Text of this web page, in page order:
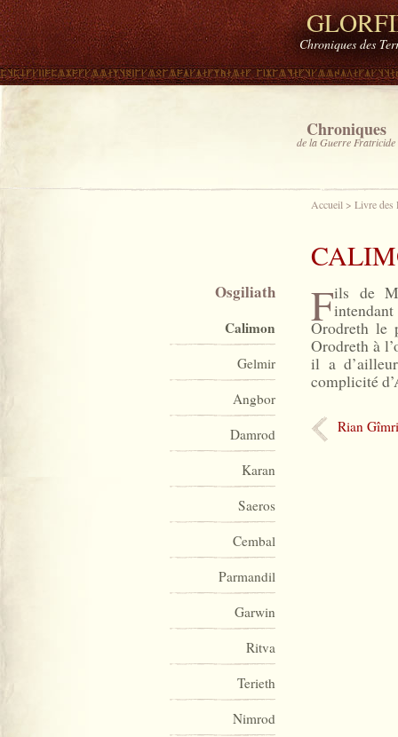
Chroniques des
Chroniques
de la Guerre Fratricide
Accueil > Livre des
Fils de
Orodreth le
Orodreth à
il a
complicité
Rian
Osgiliath
Calimon
Gelmir
Angbor
Damrod
Karan
Saeros
Cembal
Parmandil
Garwin
Ritva
Terieth
Nimrod